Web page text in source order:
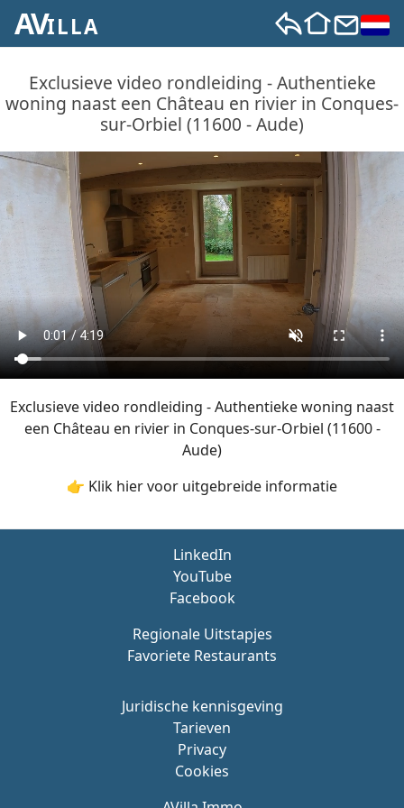
AVILLA
Exclusieve video rondleiding - Authentieke
woning naast een Château en rivier in Conques-
sur-Orbiel (11600 - Aude)
Exclusieve video rondleiding - Authentieke woning naast
een Château en rivier in Conques-sur-Orbiel (11600 -
Aude)
👉 Klik hier voor uitgebreide informatie
Juridische kennisgeving
Tarieven
Privacy
Cookies
LinkedIn
YouTube
Facebook
Regionale Uitstapjes
Favoriete Restaurants